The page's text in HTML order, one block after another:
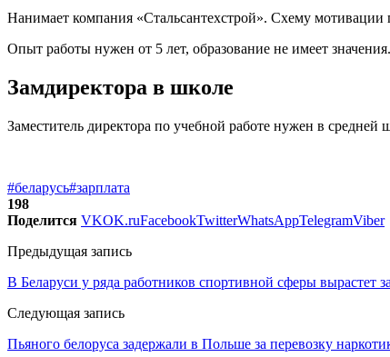
Нанимает компания «Стальсантехстрой». Схему
Опыт работы нужен от 5 лет, образование не имеет значения.
Замдиректора в школе
Заместитель директора по учебной работе нужен в
#беларусь#зарплата
198
Поделится VKOK.ruFacebookTwitterWhatsAppTelegramViber
Предыдущая запись
В Беларуси у ряда работников спортивной сферы вырастет
Следующая запись
Пьяного белоруса задержали в Польше за перевозку